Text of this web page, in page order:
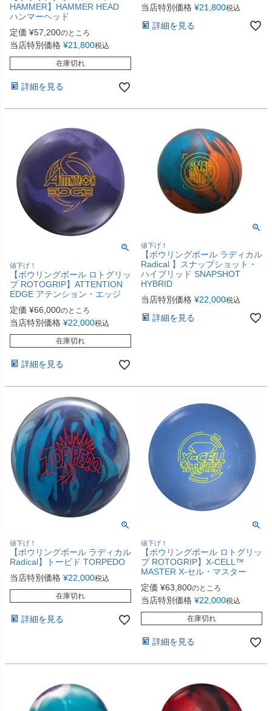
HAMMER】HAMMER HEAD
ハンマーヘッド
定価 ¥57,200のところ
当店特別価格 ¥21,800税込
在庫切れ
詳細を見る
当店特別価格 ¥21,800税込
詳細を見る
値下げ！
【ボウリングボール ロトグリッ
プ ROTOGRIP】ATTENTION
EDGE アテンション・エッジ
定価 ¥66,000のところ
当店特別価格 ¥22,000税込
在庫切れ
詳細を見る
値下げ！
【ボウリングボール ラディカル
Radical 】スナップショット・
ハイブリッド SNAPSHOT
HYBRID
当店特別価格 ¥22,000税込
詳細を見る
値下げ！
【ボウリングボール ラディカル
Radical】トーピド TORPEDO
当店特別価格 ¥22,000税込
在庫切れ
詳細を見る
値下げ！
【ボウリングボール ロトグリッ
プ ROTOGRIP】X-CELL™
MASTER X-セル・マスター
定価 ¥63,800のところ
当店特別価格 ¥22,000税込
在庫切れ
詳細を見る